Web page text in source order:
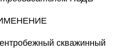
скважинный